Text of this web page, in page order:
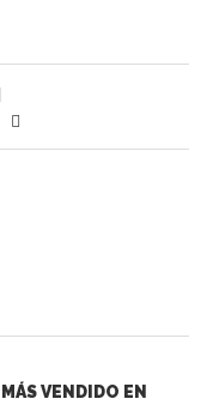
VENDIDO EN